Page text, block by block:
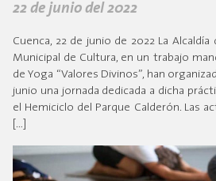
22 de junio del 2022
Cuenca, 22 de junio de 2022 La
Municipal de Cultura, en un trabajo
de Yoga “Valores Divinos”, han
junio una jornada dedicada a dicha
el Hemiciclo del Parque Calderón. Las
[…]